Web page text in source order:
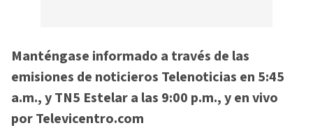
Manténgase informado a través de las
emisiones de noticieros Telenoticias en 5:45
a.m., y TN5 Estelar a las 9:00 p.m., y en vivo
por Televicentro.com